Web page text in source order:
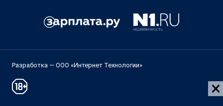
Разработка — ООО «Интернет Технологии»